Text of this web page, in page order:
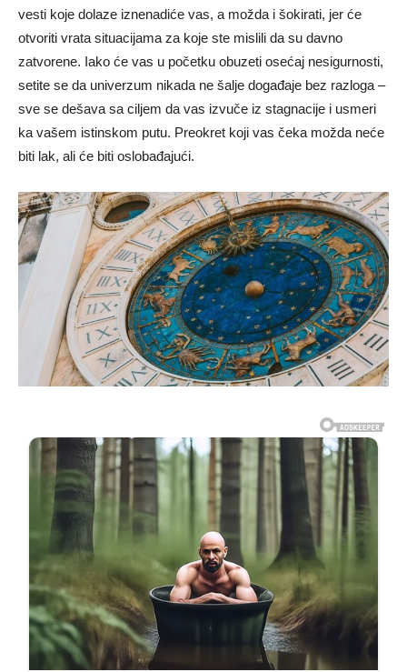
vesti koje dolaze iznenadiće vas, a možda i šokirati, jer će
otvoriti vrata situacijama za koje ste mislili da su davno
zatvorene. Iako će vas u početku obuzeti osećaj nesigurnosti,
setite se da univerzum nikada ne šalje događaje bez razloga –
sve se dešava sa ciljem da vas izvuče iz stagnacije i usmeri
ka vašem istinskom putu. Preokret koji vas čeka možda neće
biti lak, ali će biti oslobađajući.